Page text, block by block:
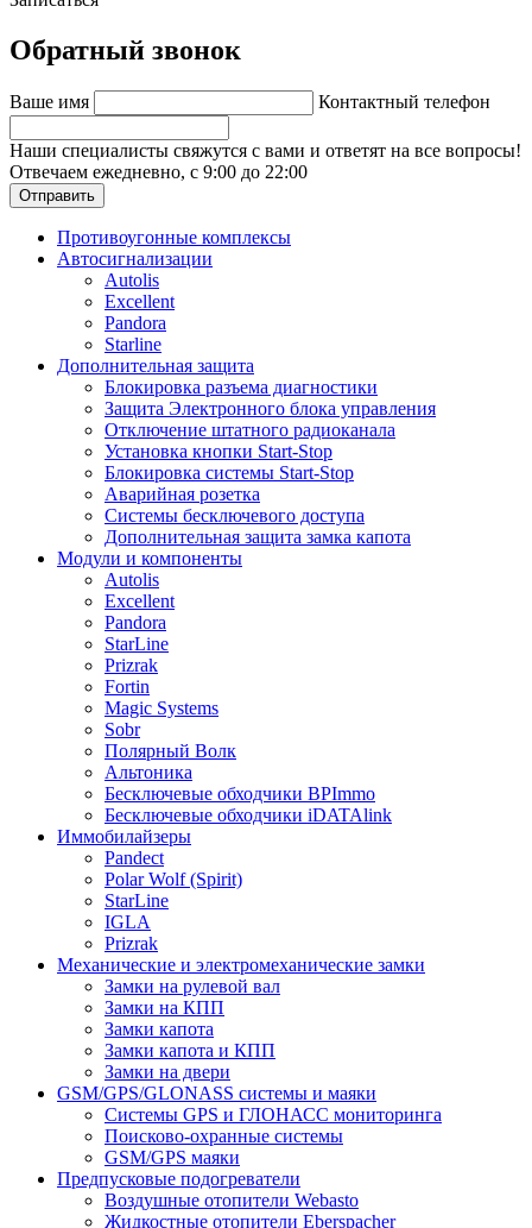
Обратный звонок
Ваше имя Контактный телефон
Наши специалисты свяжутся с вами и ответят на все вопросы!
Отвечаем ежедневно, с 9:00 до 22:00
Отправить
Противоугонные комплексы
Автосигнализации
Autolis
Excellent
Pandora
Starline
Дополнительная защита
Блокировка разъема диагностики
Защита Электронного блока управления
Отключение штатного радиоканала
Установка кнопки Start-Stop
Блокировка системы Start-Stop
Аварийная розетка
Системы бесключевого доступа
Дополнительная защита замка капота
Модули и компоненты
Autolis
Excellent
Pandora
StarLine
Prizrak
Fortin
Magic Systems
Sobr
Полярный Волк
Альтоника
Бесключевые обходчики BPImmo
Бесключевые обходчики iDATAlink
Иммобилайзеры
Pandect
Polar Wolf (Spirit)
StarLine
IGLA
Prizrak
Механические и электромеханические замки
Замки на рулевой вал
Замки на КПП
Замки капота
Замки капота и КПП
Замки на двери
GSM/GPS/GLONASS системы и маяки
Системы GPS и ГЛОНАСС мониторинга
Поисково-охранные системы
GSM/GPS маяки
Предпусковые подогреватели
Воздушные отопители Webasto
Жидкостные отопители Eberspacher